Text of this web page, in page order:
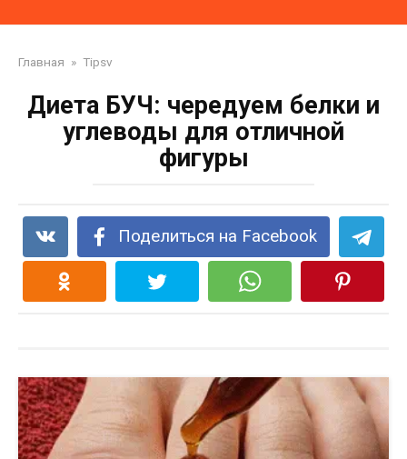
Главная » Tipsv
Диета БУЧ: чередуем белки и
углеводы для отличной
фигуры
Поделиться на Facebook